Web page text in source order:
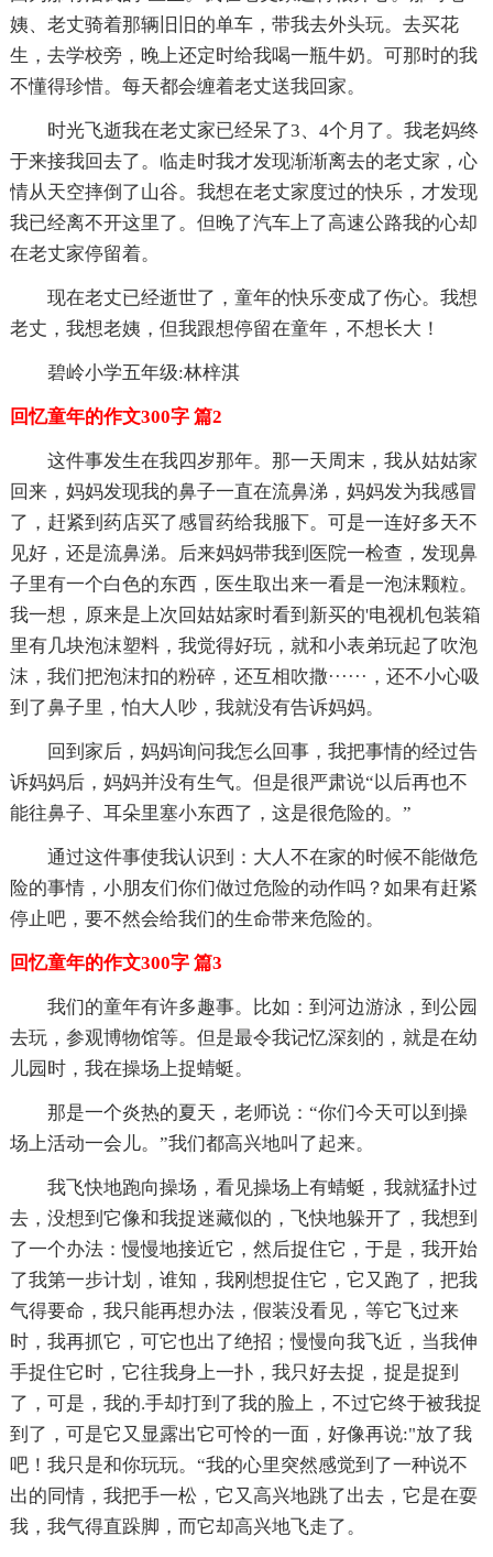
姨、老丈骑着那辆旧旧的单车，带我去外头玩。去买花
生，去学校旁，晚上还定时给我喝一瓶牛奶。可那时的我
不懂得珍惜。每天都会缠着老丈送我回家。
时光飞逝我在老丈家已经呆了3、4个月了。我老妈终
于来接我回去了。临走时我才发现渐渐离去的老丈家，心
情从天空摔倒了山谷。我想在老丈家度过的快乐，才发现
我已经离不开这里了。但晚了汽车上了高速公路我的心却
在老丈家停留着。
现在老丈已经逝世了，童年的快乐变成了伤心。我想
老丈，我想老姨，但我跟想停留在童年，不想长大！
碧岭小学五年级:林梓淇
回忆童年的作文300字 篇2
这件事发生在我四岁那年。那一天周末，我从姑姑家
回来，妈妈发现我的鼻子一直在流鼻涕，妈妈发为我感冒
了，赶紧到药店买了感冒药给我服下。可是一连好多天不
见好，还是流鼻涕。后来妈妈带我到医院一检查，发现鼻
子里有一个白色的东西，医生取出来一看是一泡沫颗粒。
我一想，原来是上次回姑姑家时看到新买的'电视机包装箱
里有几块泡沫塑料，我觉得好玩，就和小表弟玩起了吹泡
沫，我们把泡沫扣的粉碎，还互相吹撒······，还不小心吸
到了鼻子里，怕大人吵，我就没有告诉妈妈。
回到家后，妈妈询问我怎么回事，我把事情的经过告
诉妈妈后，妈妈并没有生气。但是很严肃说“以后再也不
能往鼻子、耳朵里塞小东西了，这是很危险的。”
通过这件事使我认识到：大人不在家的时候不能做危
险的事情，小朋友们你们做过危险的动作吗？如果有赶紧
停止吧，要不然会给我们的生命带来危险的。
回忆童年的作文300字 篇3
我们的童年有许多趣事。比如：到河边游泳，到公园
去玩，参观博物馆等。但是最令我记忆深刻的，就是在幼
儿园时，我在操场上捉蜻蜓。
那是一个炎热的夏天，老师说：“你们今天可以到操
场上活动一会儿。”我们都高兴地叫了起来。
我飞快地跑向操场，看见操场上有蜻蜓，我就猛扑过
去，没想到它像和我捉迷藏似的，飞快地躲开了，我想到
了一个办法：慢慢地接近它，然后捉住它，于是，我开始
了我第一步计划，谁知，我刚想捉住它，它又跑了，把我
气得要命，我只能再想办法，假装没看见，等它飞过来
时，我再抓它，可它也出了绝招；慢慢向我飞近，当我伸
手捉住它时，它往我身上一扑，我只好去捉，捉是捉到
了，可是，我的.手却打到了我的脸上，不过它终于被我捉
到了，可是它又显露出它可怜的一面，好像再说:"放了我
吧！我只是和你玩玩。“我的心里突然感觉到了一种说不
出的同情，我把手一松，它又高兴地跳了出去，它是在耍
我，我气得直跺脚，而它却高兴地飞走了。